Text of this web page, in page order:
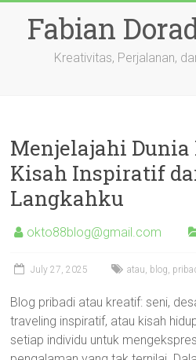
contentFabian
Kreativitas, Perjalanan,
Menjelajahi
Kisah Inspiratif
Langkahku
okto88blog@gmail.com
July 27, 2025 atau, blog,
Blog pribadi atau kreatif: seni,
traveling inspiratif, atau kisah
setiap individu untuk